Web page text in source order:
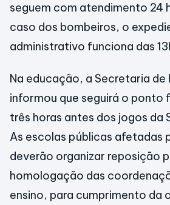
seguem com atendimento 24
caso dos bombeiros, o
administrativo funciona das
Na educação, a Secretaria de
informou que seguirá o ponto
três horas antes dos jogos da
As escolas públicas afetadas
deverão organizar reposição
homologação das
ensino, para cumprimento da